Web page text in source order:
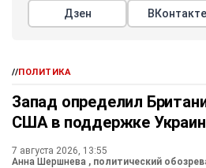
Дзен ВКонтакте
//ПОЛИТИКА
Запад определил
США в поддержке
7 августа 2026, 13:55
Анна Шершнева , политический